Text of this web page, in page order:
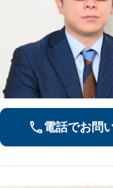
電話でお問